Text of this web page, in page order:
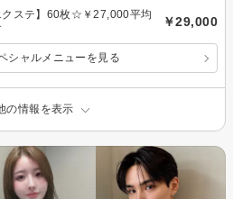
クステ】60枚☆￥27,000平均
￥29,000
シャルメニューを見る
の情報を表示